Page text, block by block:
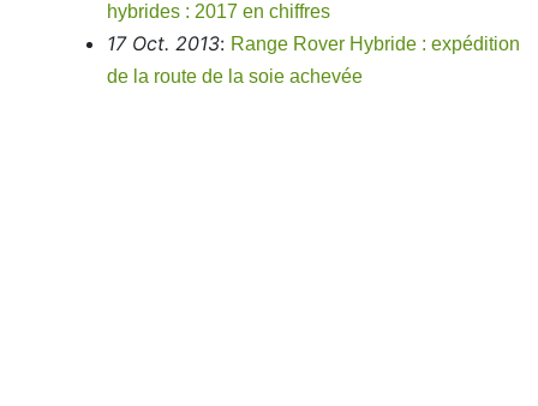
hybrides : 2017 en chiffres
17 Oct. 2013: Range Rover Hybride : expédition
de la route de la soie achevée